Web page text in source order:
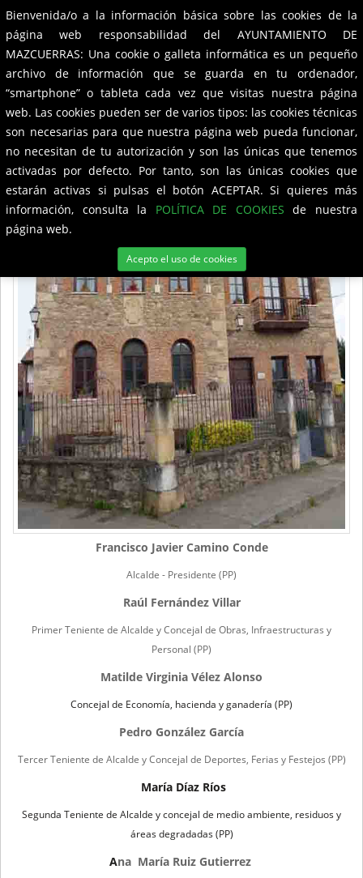
Toggle
navigation
Ayuntamiento de Mazcuerras
Bienvenida/o a la información básica sobre las cookies de la
página web responsabilidad del AYUNTAMIENTO DE
MAZCUERRAS: Una cookie o galleta informática es un pequeño
archivo de información que se guarda en tu ordenador,
“smartphone” o tableta cada vez que visitas nuestra página
web. Las cookies pueden ser de varios tipos: las cookies técnicas
son necesarias para que nuestra página web pueda funcionar,
no necesitan de tu autorización y son las únicas que tenemos
activadas por defecto. Por tanto, son las únicas cookies que
estarán activas si pulsas el botón ACEPTAR. Si quieres más
información, consulta la POLÍTICA DE COOKIESde nuestra
página web.
Acepto el uso de cookies
CorporaciÃ³n Municipal
Francisco Javier Camino Conde
Alcalde - Presidente (PP)
Raúl Fernández Villar
Primer Teniente de Alcalde y Concejal de Obras, Infraestructuras y
Personal (PP)
Matilde Virginia Vélez Alonso
Concejal de Economía, hacienda y ganadería (PP)
Pedro González García
Tercer Teniente de Alcalde y Concejal de Deportes, Ferias y Festejos (PP)
María Díaz Ríos
Segunda Teniente de Alcalde y concejal de medio ambiente, residuos y
áreas degradadas (PP)
Ana María Ruiz Gutierrez